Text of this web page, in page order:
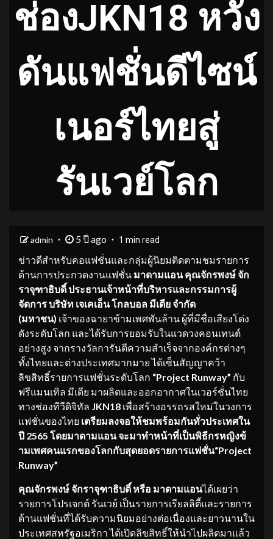
ช่องJKN18 หวัง
ดันแฟชั่นดีไซน์
เนอร์ไทยสู่
รันเวย์โลก
admin 5 ปี ago 1 min read
ข่าวดีสำหรับคอแฟชั่นและกลุ่มผู้นิยมติดตามชมรายการ
ด้านการประกวดงานแฟชั่น มาดามแอน คุณจักรพงษ์ จัก
ราจุฑาธิบดิ์ ประธานเจ้าหน้าที่บริหารและกรรมการผู้
จัดการ บริษัท เจเคเอ็น โกลบอล มีเดีย จำกัด
(มหาชน) เจ้าของฉายาข้ามเพศพันล้าน ผู้ที่มีชื่อเสียงโด่ง
ดังระดับโลก และได้รับการยอมรับในแวดวงคอนเทนต์
อย่างสูง จากรางวัลการันตีความสำเร็จจากองค์กรต่างๆ
ทั้งไทยและต่างประเทศมากมาย ได้เซ็นสัญญาคว้า
ลิขสิทธิ์รายการแฟชั่นระดับโลก “Project Runway” กับ
ฟรีแมนเทิล มีเดีย มาผลิตและออกอากาศในเวอร์ชั่นไทย
ทางช่องทีวีดิจิทัล JKN18 เพื่อสร้างอรรถรสใหม่ในวงการ
แฟชั่นของไทย เตรียมลงจอให้ชมพร้อมกันทั่วประเทศใน
ปี 2565 โดยมาดามแอน จะมาทำหน้าที่เป็นพิธีกรหญิงข้
ามเพศคนแรกของโลกกับสุดยอดรายการแฟชั่น“Project
Runway”
คุณจักรพงษ์ จักราจุฑาธิบดิ์ หรือ มาดามแอนได้เผยว่า
รายการโปรเจกต์ รันเวย์ เป็นรายการเรียลลิตี้และรายการ
ด้านแฟชั่นที่ได้รับความนิยมอย่างต่อเนื่องและยาวนานใน
ประเทศสหรัฐอเมริกา ได้เปิดลิขสิทธิ์ให้นำไปผลิตมาแล้ว